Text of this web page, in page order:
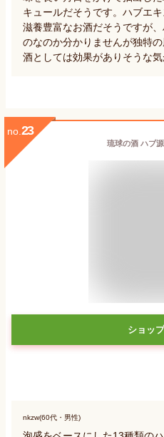
キュールだそうです。ハブエ
滋養豊富なお酒だそうですが
のなのか分かりませんが独特
酒としては効果がありそうな気
no. 23
琉球の酒 ハブ
ショッ
nkzw(60代・男性)